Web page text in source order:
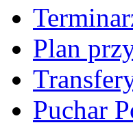
Plan
Puchar